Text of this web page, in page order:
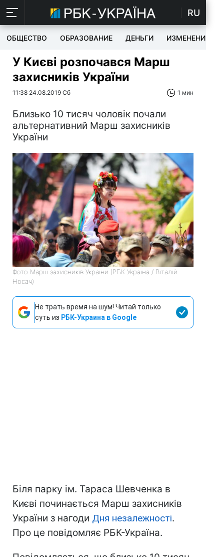
RU
ОБЩЕСТВО ОБРАЗОВАНИЕ ДЕНЬГИ ИЗМЕНЕНИЯ
У Києві розпочався Марш
захисників України
11:38 24.08.2019 Сб 1 мин
Близько 10 тисяч чоловік почали
альтернативний Марш захисників
України
Фото Марш захисників України (РБК-Україна / Віталій
Носач)
Не трать время на шум! Читай только
суть из РБК-Украина в Google
Біля парку ім. Тараса Шевченка в
Києві починається Марш захисників
України з нагоди Дня незалежності.
Про це повідомляє РБК-Україна.